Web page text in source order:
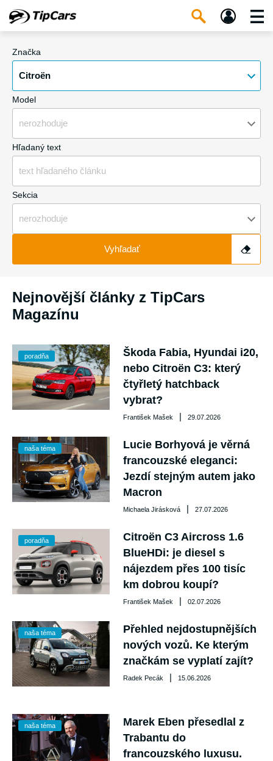
Značka
Citroën
Model
nerozhoduje
Hľadaný text
Sekcia
nerozhoduje
Vyhľadať
Nejnovější články z TipCars
Magazínu
poradňa
Škoda Fabia, Hyundai i20,
nebo Citroën C3: který
čtyřletý hatchback
vybrat?
František Mašek | 29.07.2026
naša téma
Lucie Borhyová je věrná
francouzské eleganci:
Jezdí stejným autem jako
Macron
Michaela Jirásková | 27.07.2026
poradňa
Citroën C3 Aircross 1.6
BlueHDi: je diesel s
nájezdem přes 100 tisíc
km dobrou koupí?
František Mašek | 02.07.2026
naša téma
Přehled nejdostupnějších
nových vozů. Ke kterým
značkám se vyplatí zajít?
Radek Pecák | 15.06.2026
naša téma
Marek Eben přesedlal z
Trabantu do
francouzského luxusu.